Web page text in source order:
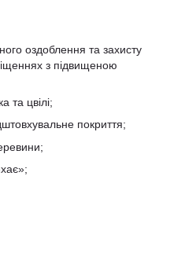
оздоблення та захисту
з підвищеною
та цвілі;
покриття;